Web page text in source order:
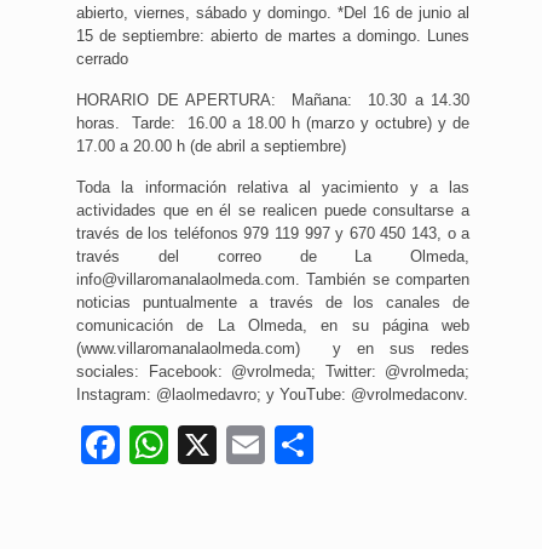
abierto, viernes, sábado y domingo. *Del 16 de junio al
15 de septiembre: abierto de martes a domingo. Lunes
cerrado
HORARIO DE APERTURA: Mañana: 10.30 a 14.30
horas. Tarde: 16.00 a 18.00 h (marzo y octubre) y de
17.00 a 20.00 h (de abril a septiembre)
Toda la información relativa al yacimiento y a las
actividades que en él se realicen puede consultarse a
través de los teléfonos 979 119 997 y 670 450 143, o a
través del correo de La Olmeda,
info@villaromanalaolmeda.com. También se comparten
noticias puntualmente a través de los canales de
comunicación de La Olmeda, en su página web
(www.villaromanalaolmeda.com) y en sus redes
sociales: Facebook: @vrolmeda; Twitter: @vrolmeda;
Instagram: @laolmedavro; y YouTube: @vrolmedaconv.
Facebook
WhatsApp
X Email